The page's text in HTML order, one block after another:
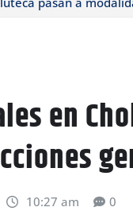
en
10:27 am 0